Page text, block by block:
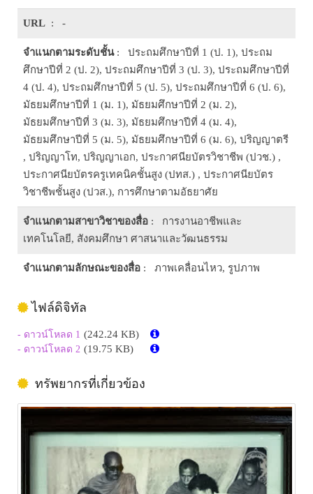
URL : -
จำแนกตามระดับชั้น: ประถมศึกษาปีที่ 1 (ป. 1), ประถม
ศึกษาปีที่ 2 (ป. 2), ประถมศึกษาปีที่ 3 (ป. 3), ประถมศึกษาปีที่
4 (ป. 4), ประถมศึกษาปีที่ 5 (ป. 5), ประถมศึกษาปีที่ 6 (ป. 6),
มัธยมศึกษาปีที่ 1 (ม. 1), มัธยมศึกษาปีที่ 2 (ม. 2),
มัธยมศึกษาปีที่ 3 (ม. 3), มัธยมศึกษาปีที่ 4 (ม. 4),
มัธยมศึกษาปีที่ 5 (ม. 5), มัธยมศึกษาปีที่ 6 (ม. 6), ปริญญาตรี
, ปริญญาโท, ปริญญาเอก, ประกาศนียบัตรวิชาชีพ (ปวช.) ,
ประกาศนียบัตรครูเทคนิคชั้นสูง (ปทส.) , ประกาศนียบัตร
วิชาชีพชั้นสูง (ปวส.), การศึกษาตามอัธยาศัย
จำแนกตามสาขาวิชาของสื่อ : การงานอาชีพและ
เทคโนโลยี, สังคมศึกษา ศาสนาและวัฒนธรรม
จำแนกตามลักษณะของสื่อ : ภาพเคลื่อนไหว, รูปภาพ
ไฟล์ดิจิทัล
- ดาวน์โหลด 1 (242.24 KB)
- ดาวน์โหลด 2 (19.75 KB)
ทรัพยากรที่เกี่ยวข้อง